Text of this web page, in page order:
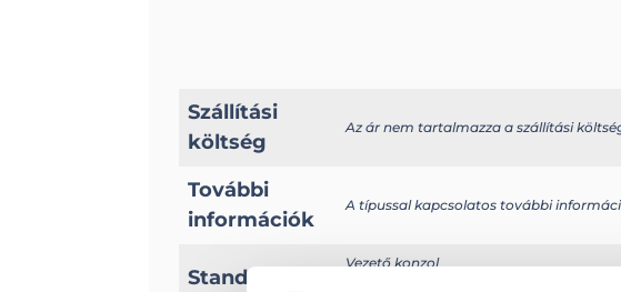
Standard
Vezető konzol
Szállítási
költség
Az ár nem tartalmazza a szállítási
További
információk
A típussal kapcsolatos további